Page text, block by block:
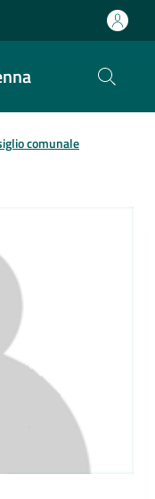
comunale